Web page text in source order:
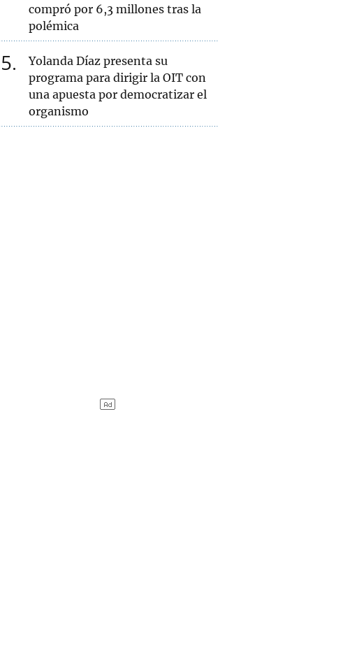
compró por 6,3 millones tras la
polémica
5
Yolanda Díaz presenta su
programa para dirigir la OIT con
una apuesta por democratizar el
organismo